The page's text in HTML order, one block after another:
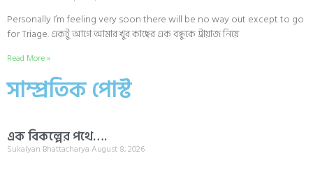
Personally I’m feeling very soon there will be no way out except to go
for Triage. একটু আগে আমার খুব কাছের এক বন্ধুকে ট্রায়াজ নিয়ে
Read More »
সাম্প্রতিক পোস্ট
এক বিকল্পের পথে….
Sukalyan Bhattacharya August 8, 2026